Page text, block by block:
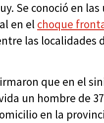
Se conoció en
en el choque
las localidades
que en el
un hombre de
en la